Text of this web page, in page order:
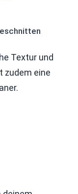
Textur und
zudem eine